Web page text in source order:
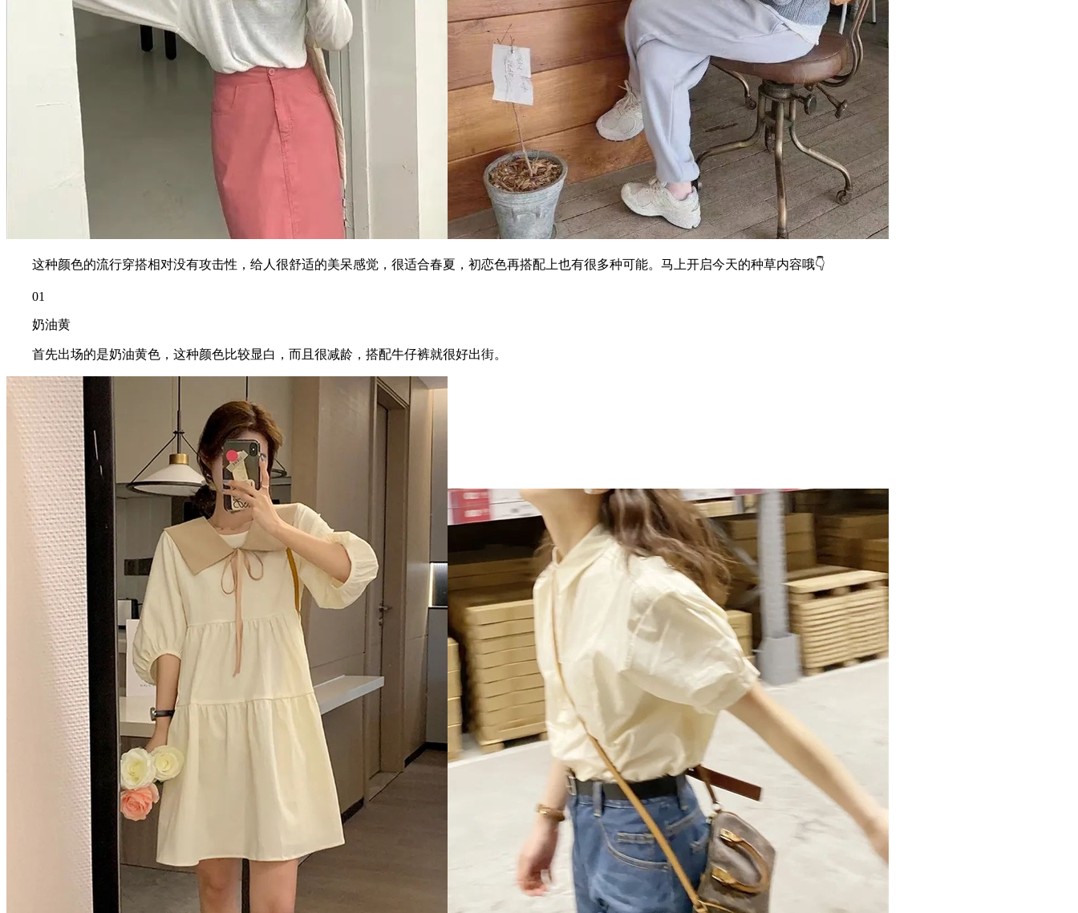
这种颜色的流行穿搭相对没有攻击性，给人很舒适的美呆感觉，很适合春夏，初恋色再搭配上也有很多种可能。马上开启今天的种草内容哦👇
01
奶油黄
首先出场的是奶油黄色，这种颜色比较显白，而且很减龄，搭配牛仔裤就很好出街。